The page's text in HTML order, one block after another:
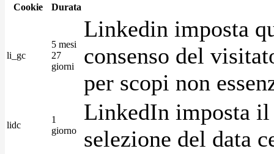
Cookie Durata
li_gc
5 mesi
27
giorni
Linkedin imposta
consenso del
per scopi non
lidc
1
giorno
LinkedIn imposta
selezione del data